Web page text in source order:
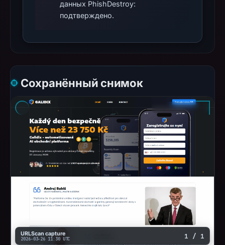
данных PhishDestroy:
подтверждено.
Сохранённый снимок
URLScan capture
2026-03-26 11:30 UTC 1 / 1